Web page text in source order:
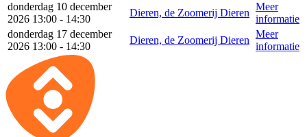
donderdag 10 december
2026 13:00 - 14:30
Dieren, de Zoomerij Dieren
Meer
informatie
donderdag 17 december
2026 13:00 - 14:30
Dieren, de Zoomerij Dieren
Meer
informatie